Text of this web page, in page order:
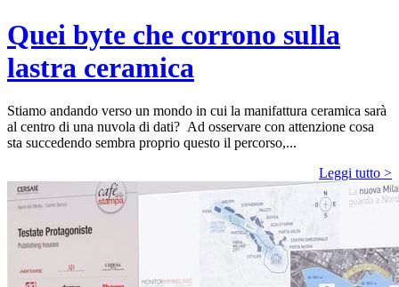
Quei byte che corrono sulla
lastra ceramica
Stiamo andando verso un mondo in cui la manifattura ceramica sarà
al centro di una nuvola di dati? Ad osservare con attenzione cosa
sta succedendo sembra proprio questo il percorso,...
Leggi tutto >